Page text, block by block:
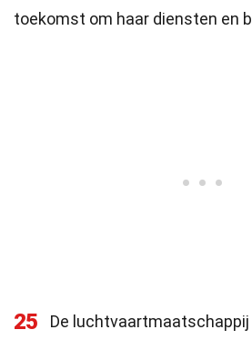
toekomst om haar diensten en
25
De luchtvaartmaatschappij